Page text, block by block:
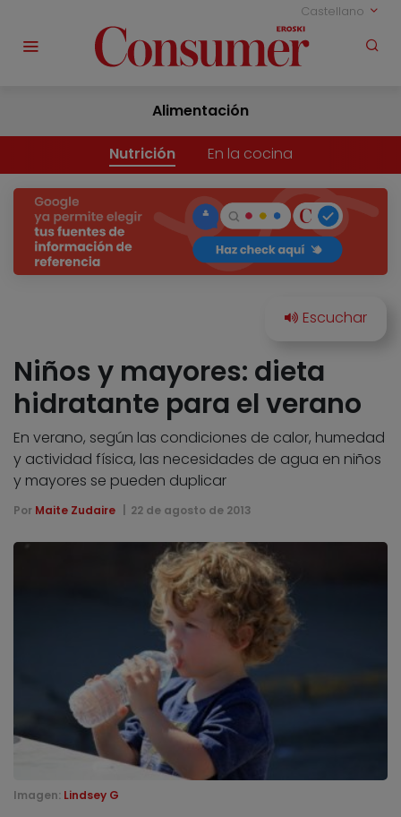
Castellano
Alimentación
Nutrición En la cocina
Niños y mayores: dieta
hidratante para el verano
En verano, según las condiciones de calor, humedad
y actividad física, las necesidades de agua en niños
y mayores se pueden duplicar
Por Maite Zudaire 22 de agosto de 2013
Imagen: Lindsey G